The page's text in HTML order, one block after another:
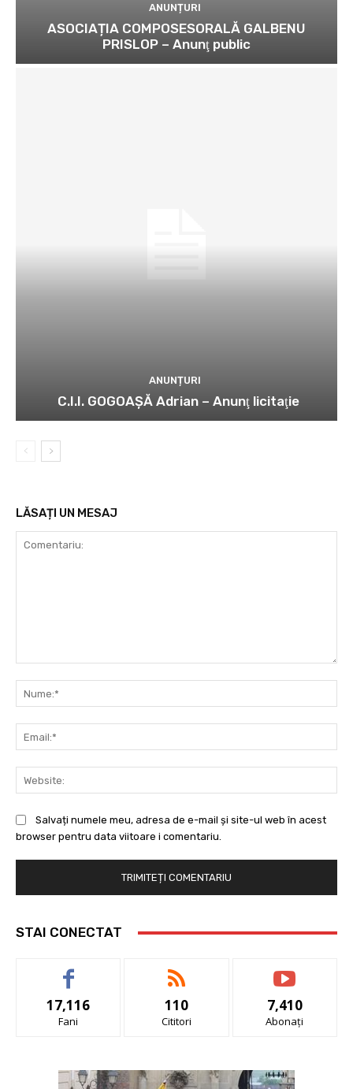
ANUNȚURI
ASOCIAȚIA COMPOSESORALĂ GALBENU
PRISLOP – Anunţ public
ANUNȚURI
C.I.I. GOGOAŞĂ Adrian – Anunţ licitaţie
LĂSAȚI UN MESAJ
Salvați numele meu, adresa de e-mail și site-ul web în acest
browser pentru data viitoare i comentariu.
STAI CONECTAT
17,116
Fani
110
Cititori
7,410
Abonați